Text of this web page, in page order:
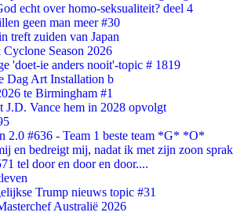
echt over homo-seksualiteit? deel 4
geen man meer #30
treft zuiden van Japan
Season 2026
'doet-ie anders nooit'-topic # 1819
Dag Art Installation b
te Birmingham #1
J.D. Vance hem in 2028 opvolgt
2.0 #636 - Team 1 beste team *G* *O*
en bedreigt mij, nadat ik met zijn zoon sprak
tel door en door en door....
Trump nieuws topic #31
Australië 2026